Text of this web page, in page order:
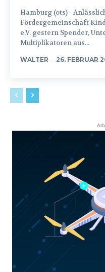
Hamburg (ots) - Anlässlich ihres 50. Jubiläums lud die
Fördergemeinschaft
e.V. gestern Spender,
Multiplikatoren aus...
WALTER - 26. FEBRUAR